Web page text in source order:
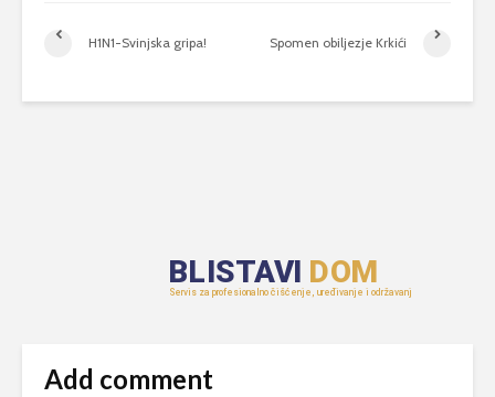
H1N1-Svinjska gripa! Spomen obiljezje Krkići
Add comment